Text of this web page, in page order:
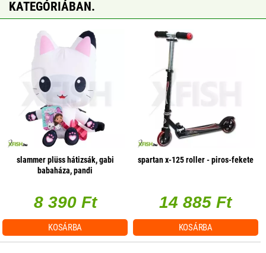
KATEGÓRIÁBAN.
slammer plüss hátizsák, gabi
babaháza, pandi
8 390 Ft
KOSÁRBA
spartan x-125 roller - piros-fekete
14 885 Ft
KOSÁRBA